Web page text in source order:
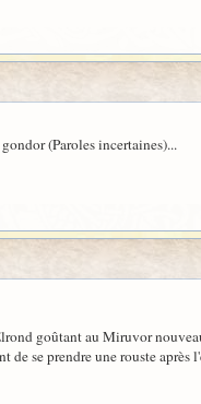
(Paroles incertaines)...
goûtant au Miruvor
se prendre une rouste après